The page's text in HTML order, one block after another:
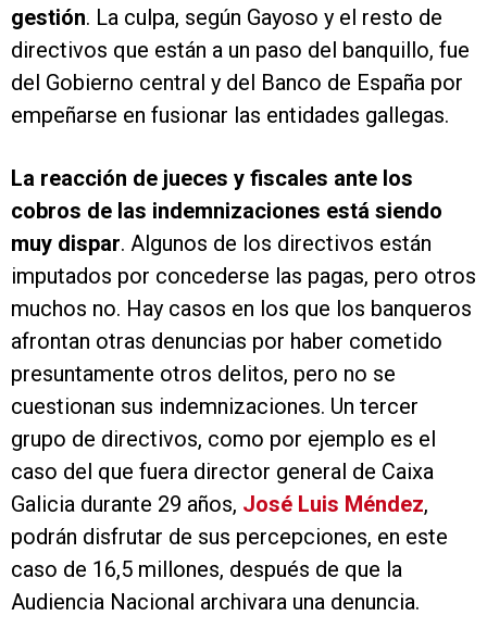
gestión. La culpa, según Gayoso y el resto de
directivos que están a un paso del banquillo, fue
del Gobierno central y del Banco de España por
empeñarse en fusionar las entidades gallegas.
La reacción de jueces y fiscales ante los
cobros de las indemnizaciones está siendo
muy dispar. Algunos de los directivos están
imputados por concederse las pagas, pero otros
muchos no. Hay casos en los que los banqueros
afrontan otras denuncias por haber cometido
presuntamente otros delitos, pero no se
cuestionan sus indemnizaciones. Un tercer
grupo de directivos, como por ejemplo es el
caso del que fuera director general de Caixa
Galicia durante 29 años, José Luis Méndez,
podrán disfrutar de sus percepciones, en este
caso de 16,5 millones, después de que la
Audiencia Nacional archivara una denuncia.